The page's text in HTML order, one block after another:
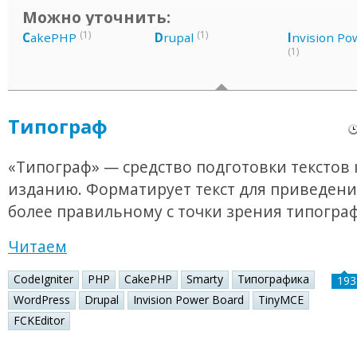
Можно уточнить:
CakePHP (1) Drupal (1) Invision
(1)
Типограф
«Типограф» — средство подготовки текстов
изданию. Форматирует текст для
более правильному с точки зрения
Читаем
CodeIgniter PHP CakePHP Smarty
Типографика
WordPress
Drupal Invision Power Board
TinyMCE
FCKEditor